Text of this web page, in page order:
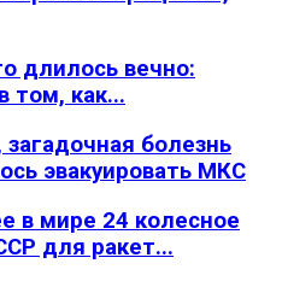
длилось вечно:
том, как...
болезнь
эвакуировать МКС
в мире 24 колесное
для ракет...